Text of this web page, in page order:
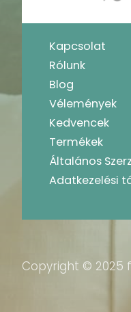
Kapcsolat
Rólunk
Blog
Vélemények
Kedvencek
Termékek
Általános
Adatkezelési
Copyright © 2025